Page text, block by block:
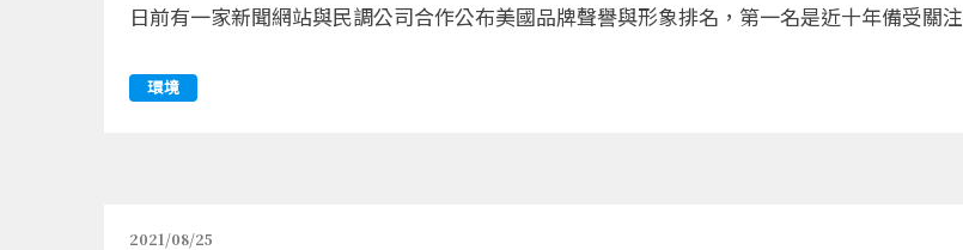
日前有一家新聞網站與民調公司合作公布美國品牌聲譽與形象排名，第一名是近十年備受關
環境
2021/08/25